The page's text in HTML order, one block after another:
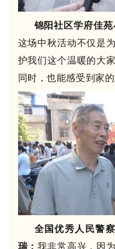
锦阳社区学府佳
这场中秋活动不仅是
护我们这个温暖的大
同时，也能感受到家
全国优秀人民警
瑞：我非常高兴，因